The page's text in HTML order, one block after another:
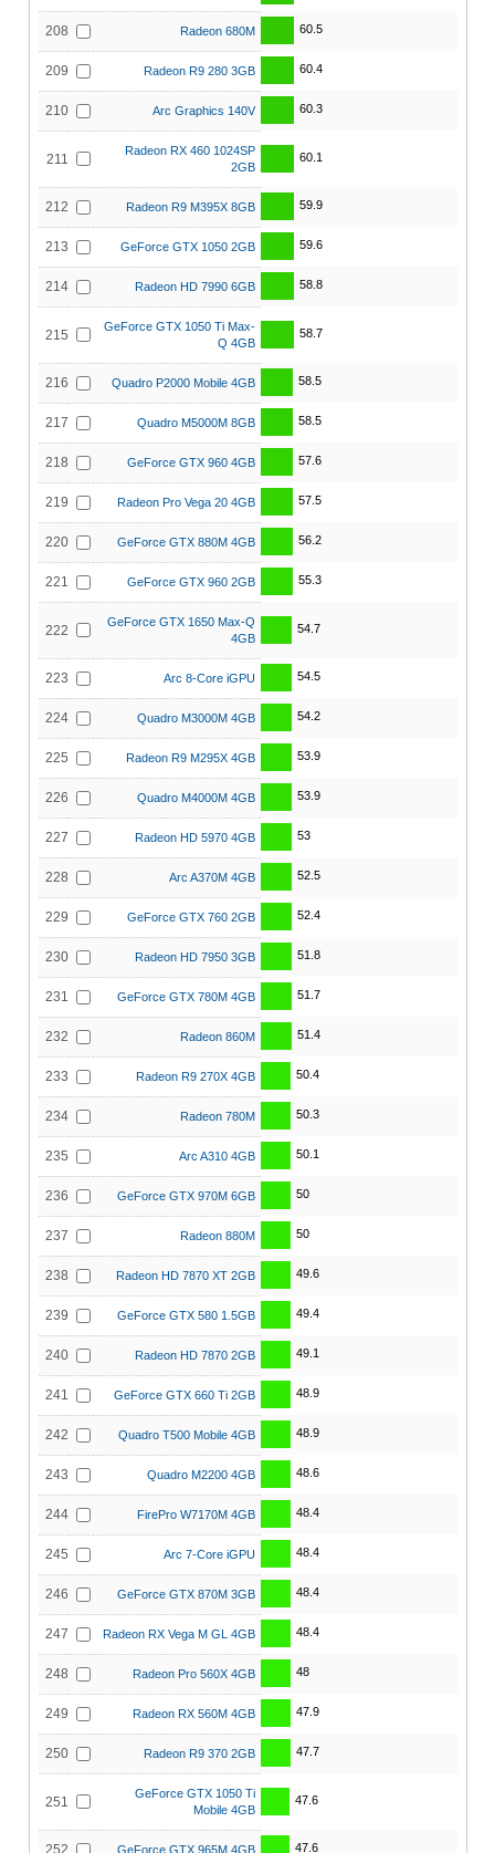
208 Radeon 680M 60.5
209 Radeon R9 280 3GB 60.4
210 Arc Graphics 140V 60.3
211
Radeon RX 460 1024SP
2GB
60.1
212 Radeon R9 M395X 8GB 59.9
213 GeForce GTX 1050 2GB 59.6
214 Radeon HD 7990 6GB 58.8
215
GeForce GTX 1050 Ti Max-
Q 4GB
58.7
216 Quadro P2000 Mobile 4GB 58.5
217 Quadro M5000M 8GB 58.5
218 GeForce GTX 960 4GB 57.6
219 Radeon Pro Vega 20 4GB 57.5
220 GeForce GTX 880M 4GB 56.2
221 GeForce GTX 960 2GB 55.3
222
GeForce GTX 1650 Max-Q
4GB
54.7
223 Arc 8-Core iGPU 54.5
224 Quadro M3000M 4GB 54.2
225 Radeon R9 M295X 4GB 53.9
226 Quadro M4000M 4GB 53.9
227 Radeon HD 5970 4GB 53
228 Arc A370M 4GB 52.5
229 GeForce GTX 760 2GB 52.4
230 Radeon HD 7950 3GB 51.8
231 GeForce GTX 780M 4GB 51.7
232 Radeon 860M 51.4
233 Radeon R9 270X 4GB 50.4
234 Radeon 780M 50.3
235 Arc A310 4GB 50.1
236 GeForce GTX 970M 6GB 50
237 Radeon 880M 50
238 Radeon HD 7870 XT 2GB 49.6
239 GeForce GTX 580 1.5GB 49.4
240 Radeon HD 7870 2GB 49.1
241 GeForce GTX 660 Ti 2GB 48.9
242 Quadro T500 Mobile 4GB 48.9
243 Quadro M2200 4GB 48.6
244 FirePro W7170M 4GB 48.4
245 Arc 7-Core iGPU 48.4
246 GeForce GTX 870M 3GB 48.4
247 Radeon RX Vega M GL 4GB 48.4
248 Radeon Pro 560X 4GB 48
249 Radeon RX 560M 4GB 47.9
250 Radeon R9 370 2GB 47.7
251
GeForce GTX 1050 Ti
Mobile 4GB
47.6
252 GeForce GTX 965M 4GB 47.6